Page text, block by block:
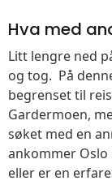
Hva med
Litt lengre ned
og tog. På
begrenset til
Gardermoen,
søket med en
ankommer
eller er en